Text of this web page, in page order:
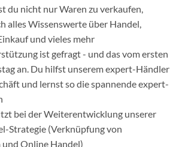
du nicht nur Waren zu verkaufen,
alles Wissenswerte über Handel,
und vieles mehr
ist gefragt - und das vom ersten
an. Du hilfst unserem expert-Händler
und lernst so die spannende expert-
bei der Weiterentwicklung unserer
Strategie (Verknüpfung von
Online Handel)